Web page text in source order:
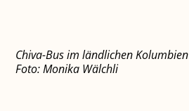
Chiva-Bus im ländlichen Kolumbien
Foto: Monika Wälchli